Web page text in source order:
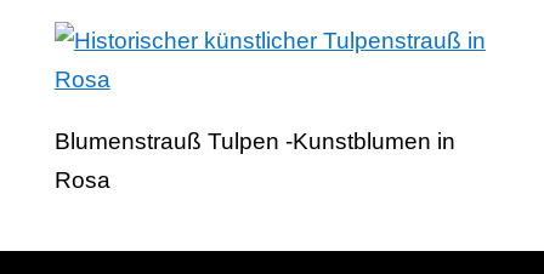
Blumenstrauß Tulpen -Kunstblumen in
Rosa